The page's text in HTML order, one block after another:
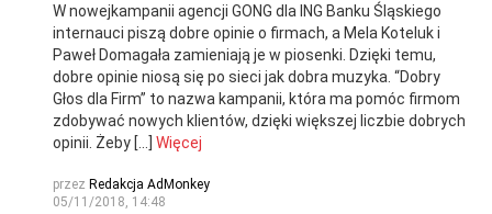
W nowejkampanii agencji GONG dla ING Banku Śląskiego
internauci piszą dobre opinie o firmach, a Mela Koteluk i
Paweł Domagała zamieniają je w piosenki. Dzięki temu,
dobre opinie niosą się po sieci jak dobra muzyka. “Dobry
Głos dla Firm” to nazwa kampanii, która ma pomóc firmom
zdobywać nowych klientów, dzięki większej liczbie dobrych
opinii. Żeby […] Więcej
przez Redakcja AdMonkey
05/11/2018, 14:48